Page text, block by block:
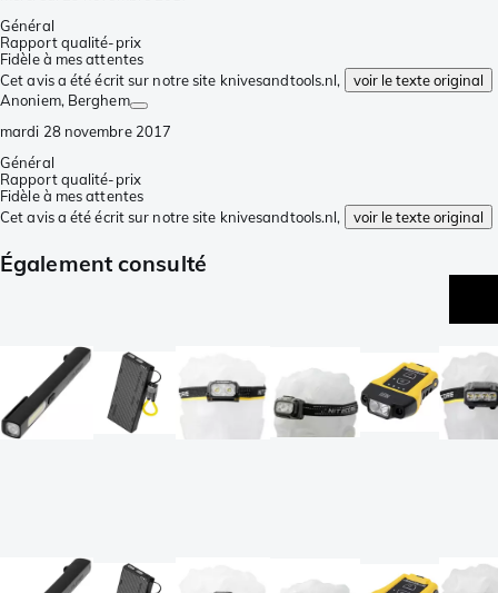
Général
Rapport qualité-prix
Fidèle à mes attentes
Cet avis a été écrit sur notre site knivesandtools.nl,
voir le texte original
Anoniem, Berghem
mardi 28 novembre 2017
Général
Rapport qualité-prix
Fidèle à mes attentes
Cet avis a été écrit sur notre site knivesandtools.nl,
voir le texte original
Également consulté